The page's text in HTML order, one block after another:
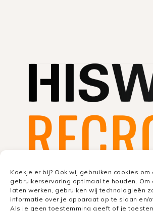
Koekje er bij? Ook wij gebruiken cookies om
gebruikerservaring optimaal te houden.
laten werken, gebruiken wij technologieën
informatie over je apparaat op te slaan en/
Als je geen toestemming geeft of je